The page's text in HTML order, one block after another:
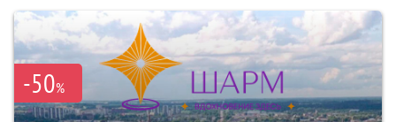
-50%